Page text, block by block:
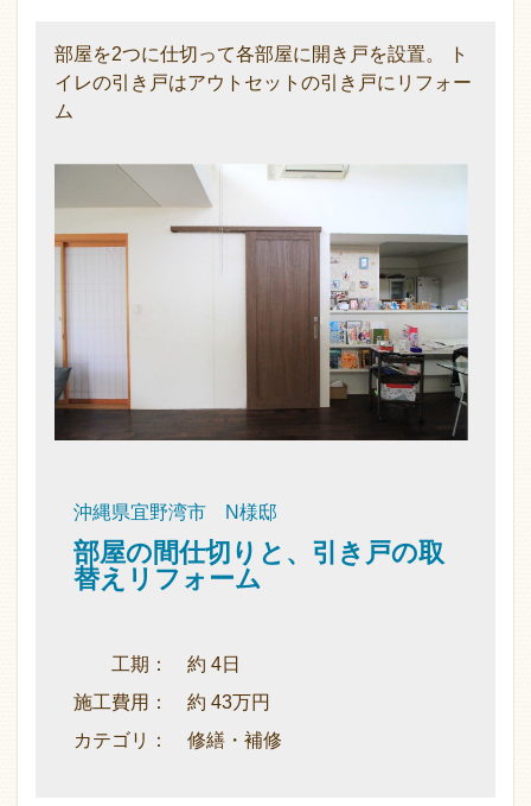
部屋を2つに仕切って各部屋に開き戸を設置。 ト
イレの引き戸はアウトセットの引き戸にリフォー
ム
沖縄県宜野湾市 N様邸
部屋の間仕切りと、引き戸の取
替えリフォーム
工期： 約 4日
施工費用： 約 43万円
カテゴリ： 修繕・補修